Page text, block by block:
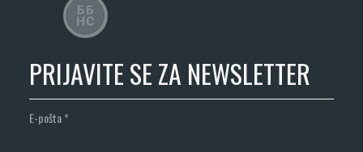
PRIJAVITE SE ZA NEWSLETTER
E-pošta*